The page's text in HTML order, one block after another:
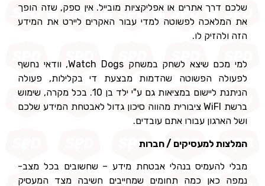
שלכם דרך אתרים או אפליקציות מובייל. אין ספק, שזה הופך
את המלאכה לפשוטה למדי עבור האקרים ליירט את המידע
הזה ולהזיק לו.
למי מכם שיצא לשחק במשחק Watch Dogs, וודאי נחשף
לפעולה הפשוטה שהדמות מבצעת די בקלילות, פעולה
הניתנת ליישום במציאות גם ע"י ילד בן 10. בכל מקרה, שימוש
ברשת WiFI ציבורית מהווה סיכון גדול לאבטחת המידע שלכם
ושל הארגון עבורו אתם עובדים.
המלצות למעסיקים / חברות
מבלי להעמיס בנהלי אבטחת מידע – שחשובים בכל מצב-
נמפה כאן כמה תחומים שמחייבים חשיבה מצד המעסיק